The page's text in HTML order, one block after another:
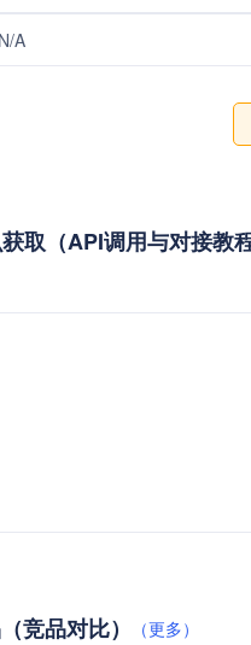
N/A
取（API调用与对接教
竞品对比） （更多）